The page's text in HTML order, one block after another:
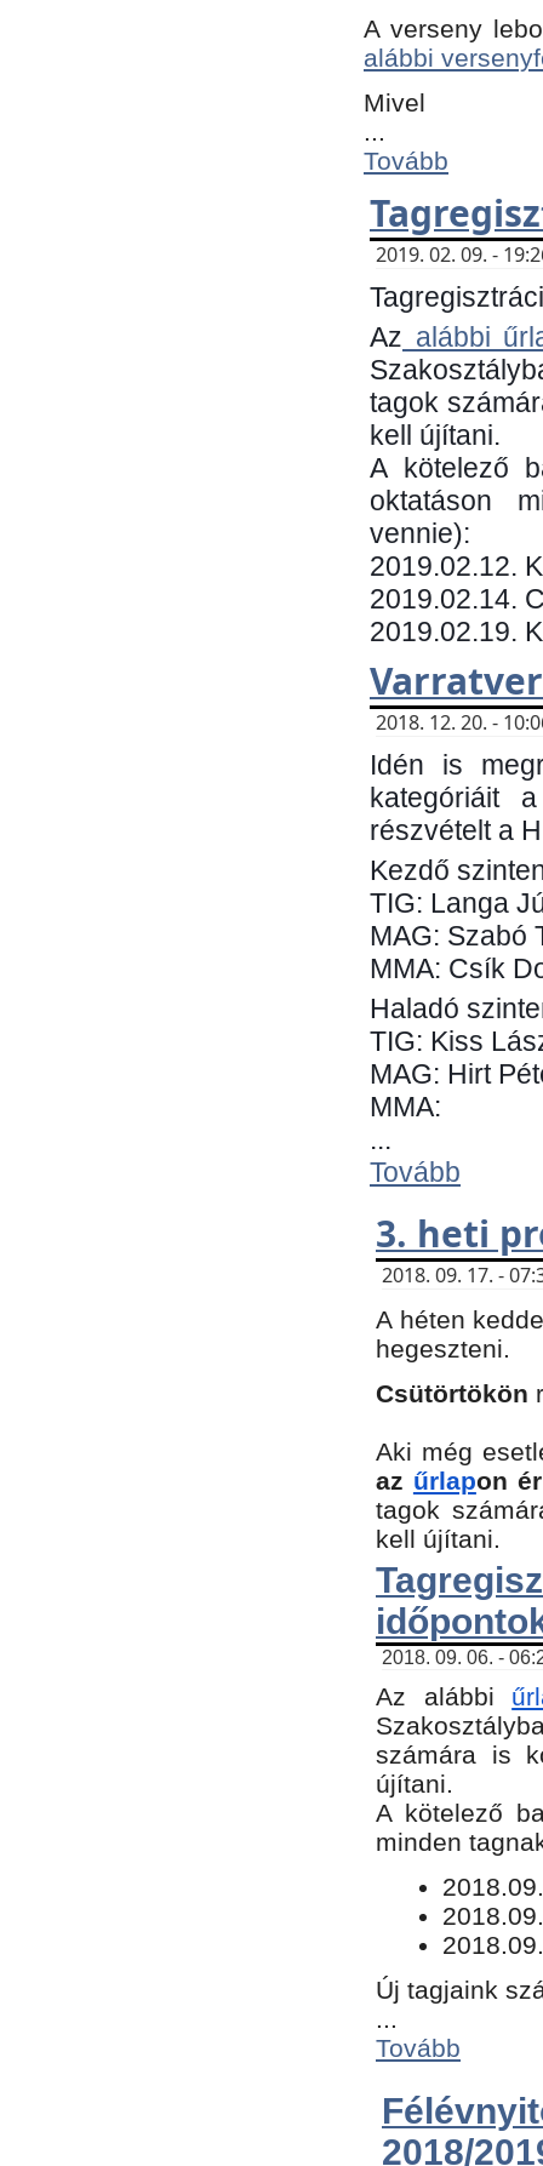
A verseny
alábbi
Mivel
...
Tovább
2019. 02. 09. -
Az alábbi
tagok
kell újítani.
​A kötelező
oktatáson
vennie):
​2019.02.12.
2019.02.14.
2019.02.19.
2018. 12. 20. -
Idén is
kategóriáit
részvételt a
Kezdő
TIG: Langa
MAG: Szabó
MMA: Csík
Haladó
TIG: Kiss
MAG: Hirt
MMA:
...
Tovább
3. heti
2018. 09. 17. -
A héten
hegeszteni.
Csütörtökön
Aki még
az űrlapon
tagok
kell újítani.
2018. 09. 06. -
Az alábbi
számára is
újítani.
​A kötelező
minden
Új tagjaink
...
Tovább
2018/